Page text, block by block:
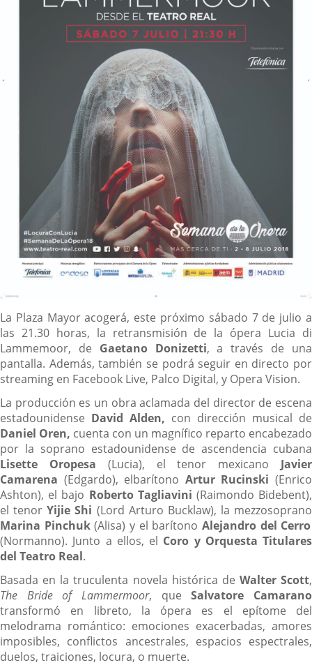
Descripción
La Plaza Mayor acogerá, este próximo sábado 7 de julio a
las 21.30 horas, la retransmisión de la ópera Lucia di
Lammemoor, de Gaetano Donizetti, a través de una
pantalla. Además, también se podrá seguir en directo por
streaming en Facebook Live, Palco Digital, y Opera Vision.
La producción es un obra aclamada del director de escena
estadounidense David Alden, con dirección musical de
Daniel Oren, cuenta con un magnífico reparto encabezado
por la soprano estadounidense de ascendencia cubana
Lisette Oropesa (Lucia), el tenor mexicano Javier
Camarena (Edgardo), elbarítono Artur Rucinski(Enrico
Ashton), el bajo Roberto Tagliavini (Raimondo Bidebent),
el tenorYijie Shi (Lord Arturo Bucklaw), la mezzosoprano
Marina Pinchuk(Alisa) y el barítonoAlejandro del Cerro
(Normanno). Junto a ellos, el Coro y Orquesta Titulares
del Teatro Real.
Basada en la truculenta novela histórica de Walter Scott,
The Bride of Lammermoor, queSalvatore Camarano
transformó en libreto, la ópera es el epítome del
melodrama romántico: emociones exacerbadas, amores
imposibles, conflictos ancestrales, espacios espectrales,
duelos, traiciones, locura, o muerte.